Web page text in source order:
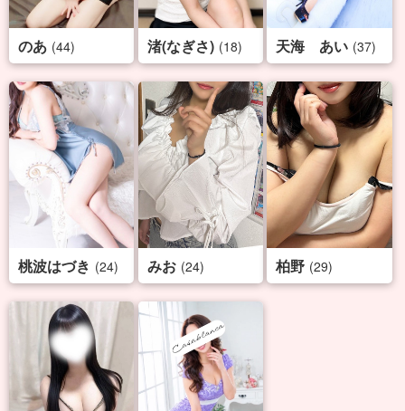
のあ (44) 渚(なぎさ) (18) 天海 あい (37)
桃波はづき (24) みお (24) 柏野 (29)